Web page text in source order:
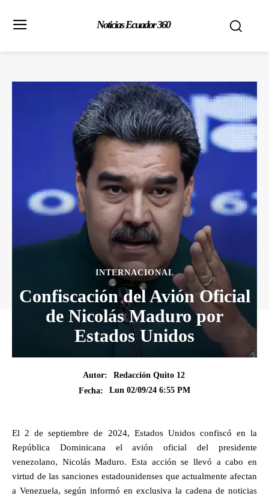
Noticias Ecuador 360
INTERNACIONAL
Confiscación del Avión Oficial
de Nicolás Maduro por
Estados Unidos
Autor:
Redacción Quito 12
Fecha:
Lun 02/09/24 6:55 PM
El 2 de septiembre de 2024, Estados Unidos confiscó en la
República Dominicana el avión oficial del presidente
venezolano, Nicolás Maduro. Esta acción se llevó a cabo en
virtud de las sanciones estadounidenses que actualmente afectan
a Venezuela, según informó en exclusiva la cadena de noticias